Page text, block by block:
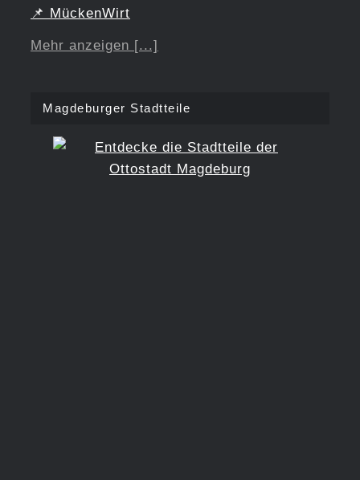
📌 MückenWirt
Mehr anzeigen [...]
Magdeburger Stadtteile